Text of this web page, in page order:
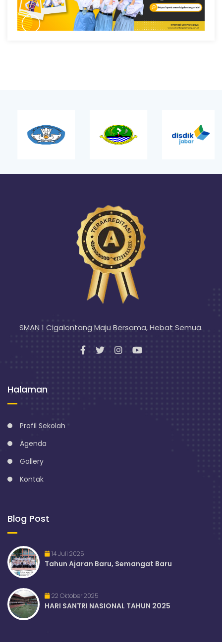
SMAN 1 Cigalontang Maju Bersama, Hebat Semua.
Halaman
Profil Sekolah
Agenda
Gallery
Kontak
Blog Post
14 Juli 2025
Tahun Ajaran Baru, Semangat Baru
22 Oktober 2025
HARI SANTRI NASIONAL TAHUN 2025